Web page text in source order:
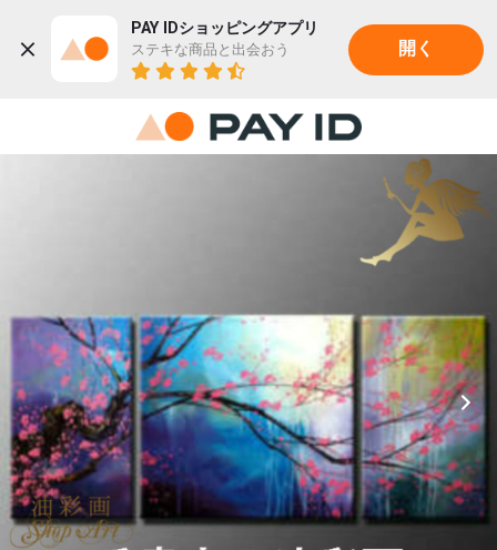
PAY IDショッピングアプリ
ステキな商品と出会おう 開く